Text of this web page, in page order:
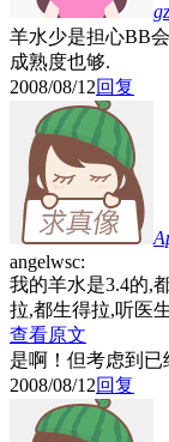
羊水少是担心BB
成熟度也够.
2008/08/12回复
angelwsc:
我的羊水是3.4的,
拉,都生得拉,听医
查看原文
是啊！但考虑到已
2008/08/12回复